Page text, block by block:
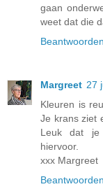
gaan
weet dat die
Beantwoorden
Margreet 27
Kleuren is
Je krans ziet
Leuk dat je
hiervoor.
xxx Margreet
Beantwoorden